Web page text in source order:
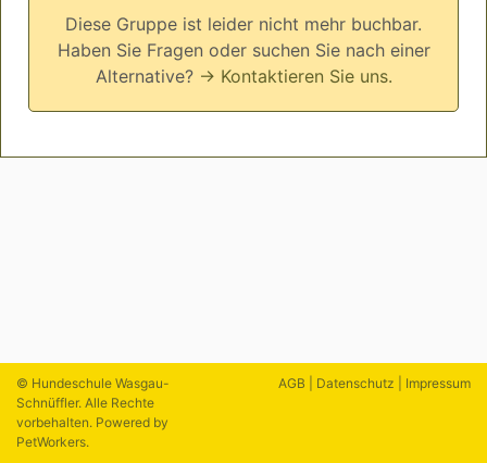
Diese Gruppe ist leider nicht mehr buchbar.
Haben Sie Fragen oder suchen Sie nach einer
Alternative? → Kontaktieren Sie uns.
© Hundeschule Wasgau-
Schnüffler. Alle Rechte
vorbehalten. Powered by
PetWorkers.
AGB Datenschutz Impressum